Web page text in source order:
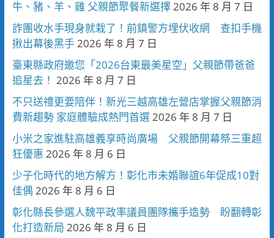
牛、豬、羊、雞 父親節聚餐新選擇2026 年 8 月 7 日
詐團收水手現身就栽了！前鎮警方埋伏收網 查扣手機
揪出幕後黑手2026 年 8 月 7 日
臺東縣政府邀您「2026台東最美星空」父親節帶爸爸
追星去！ 2026 年 8 月 7 日
不只送禮更要陪伴！新光三越高雄左營店掌握父親節消
費新趨勢 家庭體驗成熱門首選2026 年 8 月 7 日
小米之家進駐高雄義享時尚廣場 父親節開幕祭三重超
狂優惠 2026 年 8 月 6 日
少子化時代的地方解方！彰化市未婚聯誼6年促成10對
佳偶 2026 年 8 月 6 日
彰化縣長參選人魏平政率議員團隊攜手造勢 盼翻轉彰
化打造新局 2026 年 8 月 6 日